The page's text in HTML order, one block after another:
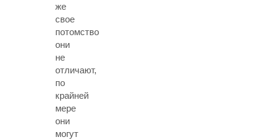
же
свое
потомство
они
не
отличают,
по
крайней
мере
они
могут